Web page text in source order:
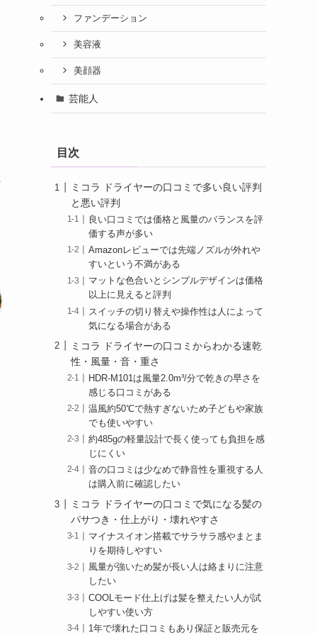
ファンデーション
美容液
美顔器
芸能人
目次
ミコラ ドライヤーの口コミで多い良い評判
と悪い評判
良い口コミでは価格と風量のバランスを評
価する声が多い
Amazonレビューでは先端ノズルが外れや
すいという不満がある
マットな色合いとシンプルデザインは価格
以上に見えると評判
スイッチの切り替えや操作性は人によって
気になる場合がある
ミコラ ドライヤーの口コミからわかる速乾
性・風量・音・重さ
HDR-M101は風量2.0m³/分で乾きの早さを
感じる口コミがある
温風約50℃で熱すぎないため子どもや家族
でも使いやすい
約485gの軽量設計で長く使っても負担を感
じにくい
音の口コミは少なめで静音性を重視する人
は購入前に確認したい
ミコラ ドライヤーの口コミで気になる髪の
パサつき・仕上がり・壊れやすさ
マイナスイオン搭載でサラサラ感やまとま
りを期待しやすい
風量が強いため髪が長い人は絡まりに注意
したい
COOLモード仕上げは髪を整えたい人が試
しやすい使い方
1年で壊れた口コミもあり保証と販売元を